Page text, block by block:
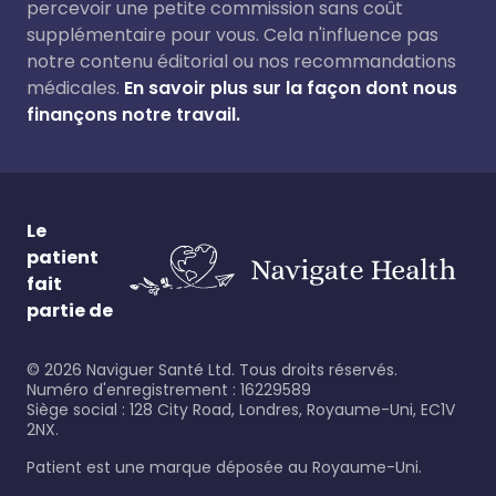
percevoir une petite commission sans coût
supplémentaire pour vous. Cela n'influence pas
notre contenu éditorial ou nos recommandations
médicales. En savoir plus sur la façon dont nous
finançons notre travail.
Le
patient
fait
partie de
© 2026 Naviguer Santé Ltd. Tous droits réservés.
Numéro d'enregistrement : 16229589
Siège social : 128 City Road, Londres, Royaume-Uni, EC1V
2NX.
Patient est une marque déposée au Royaume-Uni.